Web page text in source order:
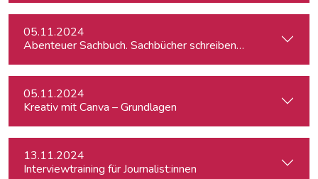
05.11.2024
Abenteuer Sachbuch. Sachbücher schreiben für
05.11.2024
Kreativ mit Canva – Grundlagen
13.11.2024
Interviewtraining für Journalist:innen